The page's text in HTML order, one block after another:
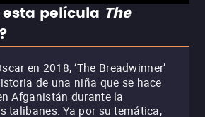
película The
en 2018, ‘The Breadwinner’
de una niña que se hace
Afganistán durante la
talibanes. Ya por su temática,